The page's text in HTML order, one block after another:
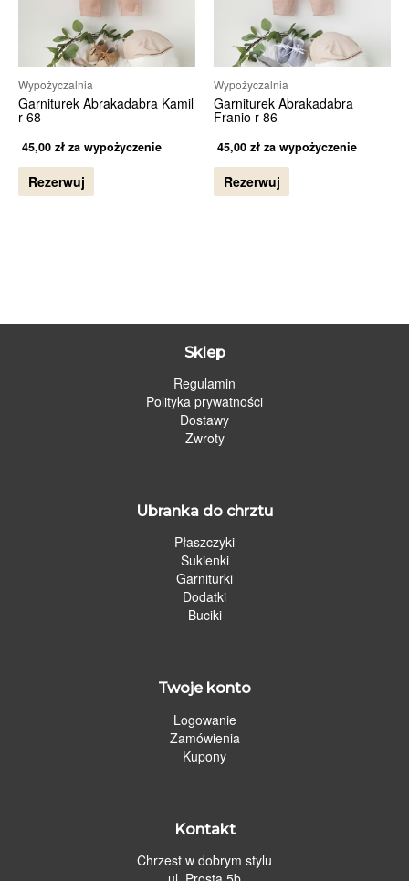
Wypożyczalnia
Garniturek Abrakadabra Kamil
r 68
45,00 zł za wypożyczenie
Rezerwuj
Wypożyczalnia
Garniturek Abrakadabra
Franio r 86
45,00 zł za wypożyczenie
Rezerwuj
Sklep
Regulamin
Polityka prywatności
Dostawy
Zwroty
Ubranka do chrztu
Płaszczyki
Sukienki
Garniturki
Dodatki
Buciki
Twoje konto
Logowanie
Zamówienia
Kupony
Kontakt
Chrzest w dobrym stylu